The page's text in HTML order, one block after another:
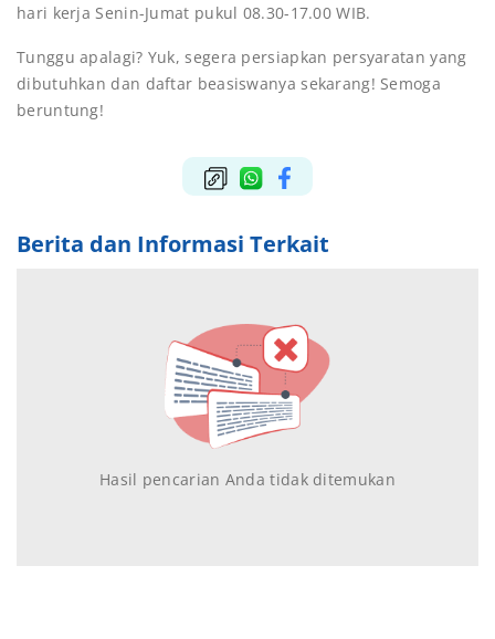
hari kerja Senin-Jumat pukul 08.30-17.00 WIB.
Tunggu apalagi? Yuk, segera persiapkan persyaratan yang
dibutuhkan dan daftar beasiswanya sekarang! Semoga
beruntung!
Berita dan Informasi Terkait
Hasil pencarian Anda tidak ditemukan